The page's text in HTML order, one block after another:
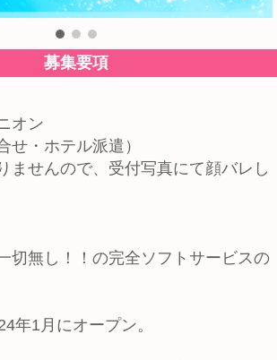
募集要項
オン
・ホテル派遣）
ませんので、受付写真にて顔バレし
切無し！！の完全ソフトサービスの
年1月にオープン。